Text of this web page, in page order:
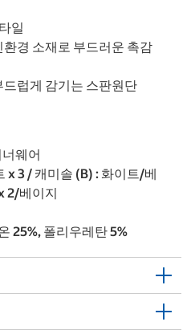
일
경 소재로 부드러운 촉감
럽게 감기는 스판원단
웨어
x 3 / 캐미솔 (B) : 화이트/베
2/베이지
25%, 폴리우레탄 5%